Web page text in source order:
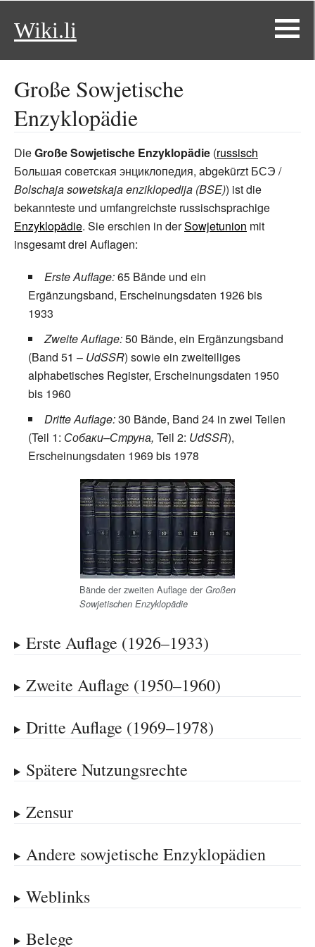
Wiki.li
Große Sowjetische
Enzyklopädie
DieGroße Sowjetische Enzyklopädie (russisch
Большая советская энциклопедия, abgekürzt БСЭ /
Bolschaja sowetskaja enziklopedija (BSE)) ist die
bekannteste und umfangreichste russischsprachige
Enzyklopädie. Sie erschien in derSowjetunion mit
insgesamt drei Auflagen:
Erste Auflage:65 Bände und ein
Ergänzungsband, Erscheinungsdaten 1926 bis
1933
Zweite Auflage:50 Bände, ein Ergänzungsband
(Band 51 – UdSSR) sowie ein zweiteiliges
alphabetisches Register, Erscheinungsdaten 1950
bis 1960
Dritte Auflage:30 Bände, Band 24 in zwei Teilen
(Teil 1: Собаки–Струна, Teil 2: UdSSR),
Erscheinungsdaten 1969 bis 1978
Bände der zweiten Auflage der Großen
Sowjetischen Enzyklopädie
Erste Auflage (1926–1933)
Zweite Auflage (1950–1960)
Dritte Auflage (1969–1978)
Spätere Nutzungsrechte
Zensur
Andere sowjetische Enzyklopädien
Weblinks
Belege